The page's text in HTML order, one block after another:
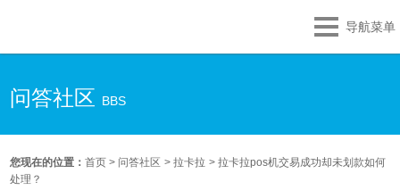
导航菜单
问答社区 BBS
您现在的位置：首页 > 问答社区 >拉卡拉 >拉卡拉pos机交易成功却未划款如何
处理？